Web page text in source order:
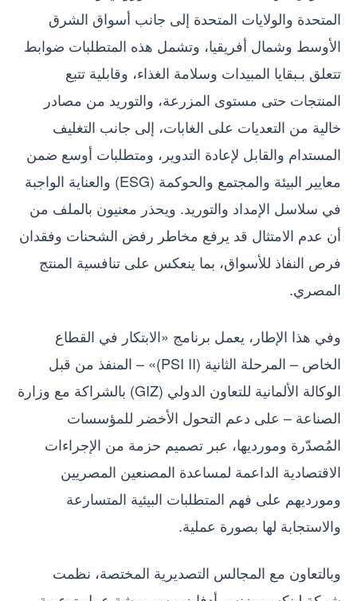
المتحدة والولايات المتحدة إلى جانب أسواق الشرق
الأوسط وشمال أفريقيا، وتشمل هذه المتطلبات ضوابط
تتعلق بـبقايا المبيدات وسلامة الغذاء، وقابلية تتبع
المنتجات حتى مستوى المزرعة، والتوريد من مصادر
خالية من التعديات على الغابات، إلى جانب التغليف
المستدام والقابل لإعادة التدوير، ومتطلبات أوسع ضمن
معايير البيئة والمجتمع والحوكمة (ESG) والعناية الواجبة
في سلاسل الإمداد والتوريد. ويحذر معنيون بالملف من
أن عدم الامتثال قد يرفع مخاطر رفض الشحنات وفقدان
فرص النفاذ للأسواق، بما ينعكس على تنافسية المنتج
المصري.
وفي هذا الإطار، يعمل برنامج «الابتكار في القطاع
الخاص – المرحلة الثانية (PSI II)» – المنفذ من قبل
الوكالة الألمانية للتعاون الدولي (GIZ) بالشراكة مع وزارة
الصناعة – على دعم التحول الأخضر للمؤسسات
المُصدّرة ومورديها، عبر تصميم حزمة من الإجراءات
الاقتصادية الداعمة لمساعدة المصنعين المصريين
ومورديهم على فهم المتطلبات البيئية المتسارعة
والاستجابة لها بصورة عملية.
وبالتعاون مع المجالس التصديرية المختصة، نظمت